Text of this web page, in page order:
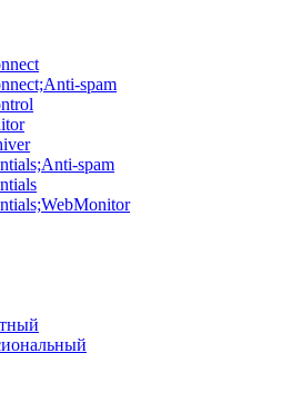
spam
spam